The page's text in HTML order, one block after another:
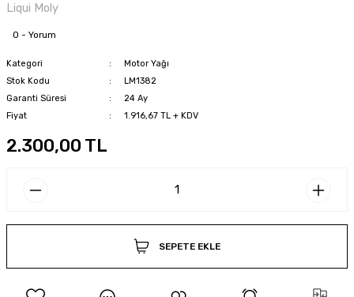
Liqui Moly
0 - Yorum
Kategori
Motor Yağı
Stok Kodu
LM1382
Garanti Süresi
24 Ay
Fiyat
1.916,67 TL + KDV
2.300,00 TL
SEPETE EKLE